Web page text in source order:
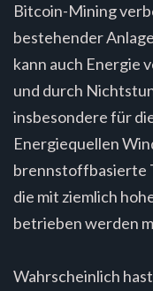
Bitcoin-Mining
bestehender
kann auch Energie
und durch
insbesondere für
Energiequellen
brennstoffbasierte
die mit ziemlich
betrieben werden
Wahrscheinlich